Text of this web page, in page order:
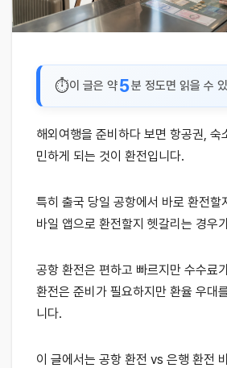
이 글은 약5분 정도면 읽을 수
해외여행을 준비하다 보면 항공권, 숙
민하게 되는 것이 환전입니다.
특히 출국 당일 공항에서 바로 환전할
바일 앱으로 환전할지 헷갈리는 경우
공항 환전은 편하고 빠르지만 수수료
환전은 준비가 필요하지만 환율 우대
니다.
이 글에서는 공항 환전 vs 은행 환전